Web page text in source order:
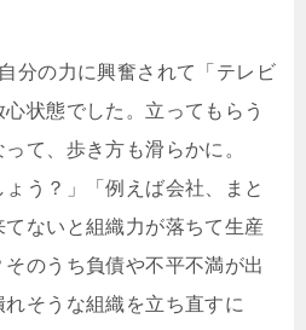
分の力に興奮されて「テレビ
状態でした。立ってもらう
て、歩き方も滑らかに。
ょう？」「例えば会社、まと
ないと組織力が落ちて生産
のうち負債や不平不満が出
そうな組織を立ち直すに